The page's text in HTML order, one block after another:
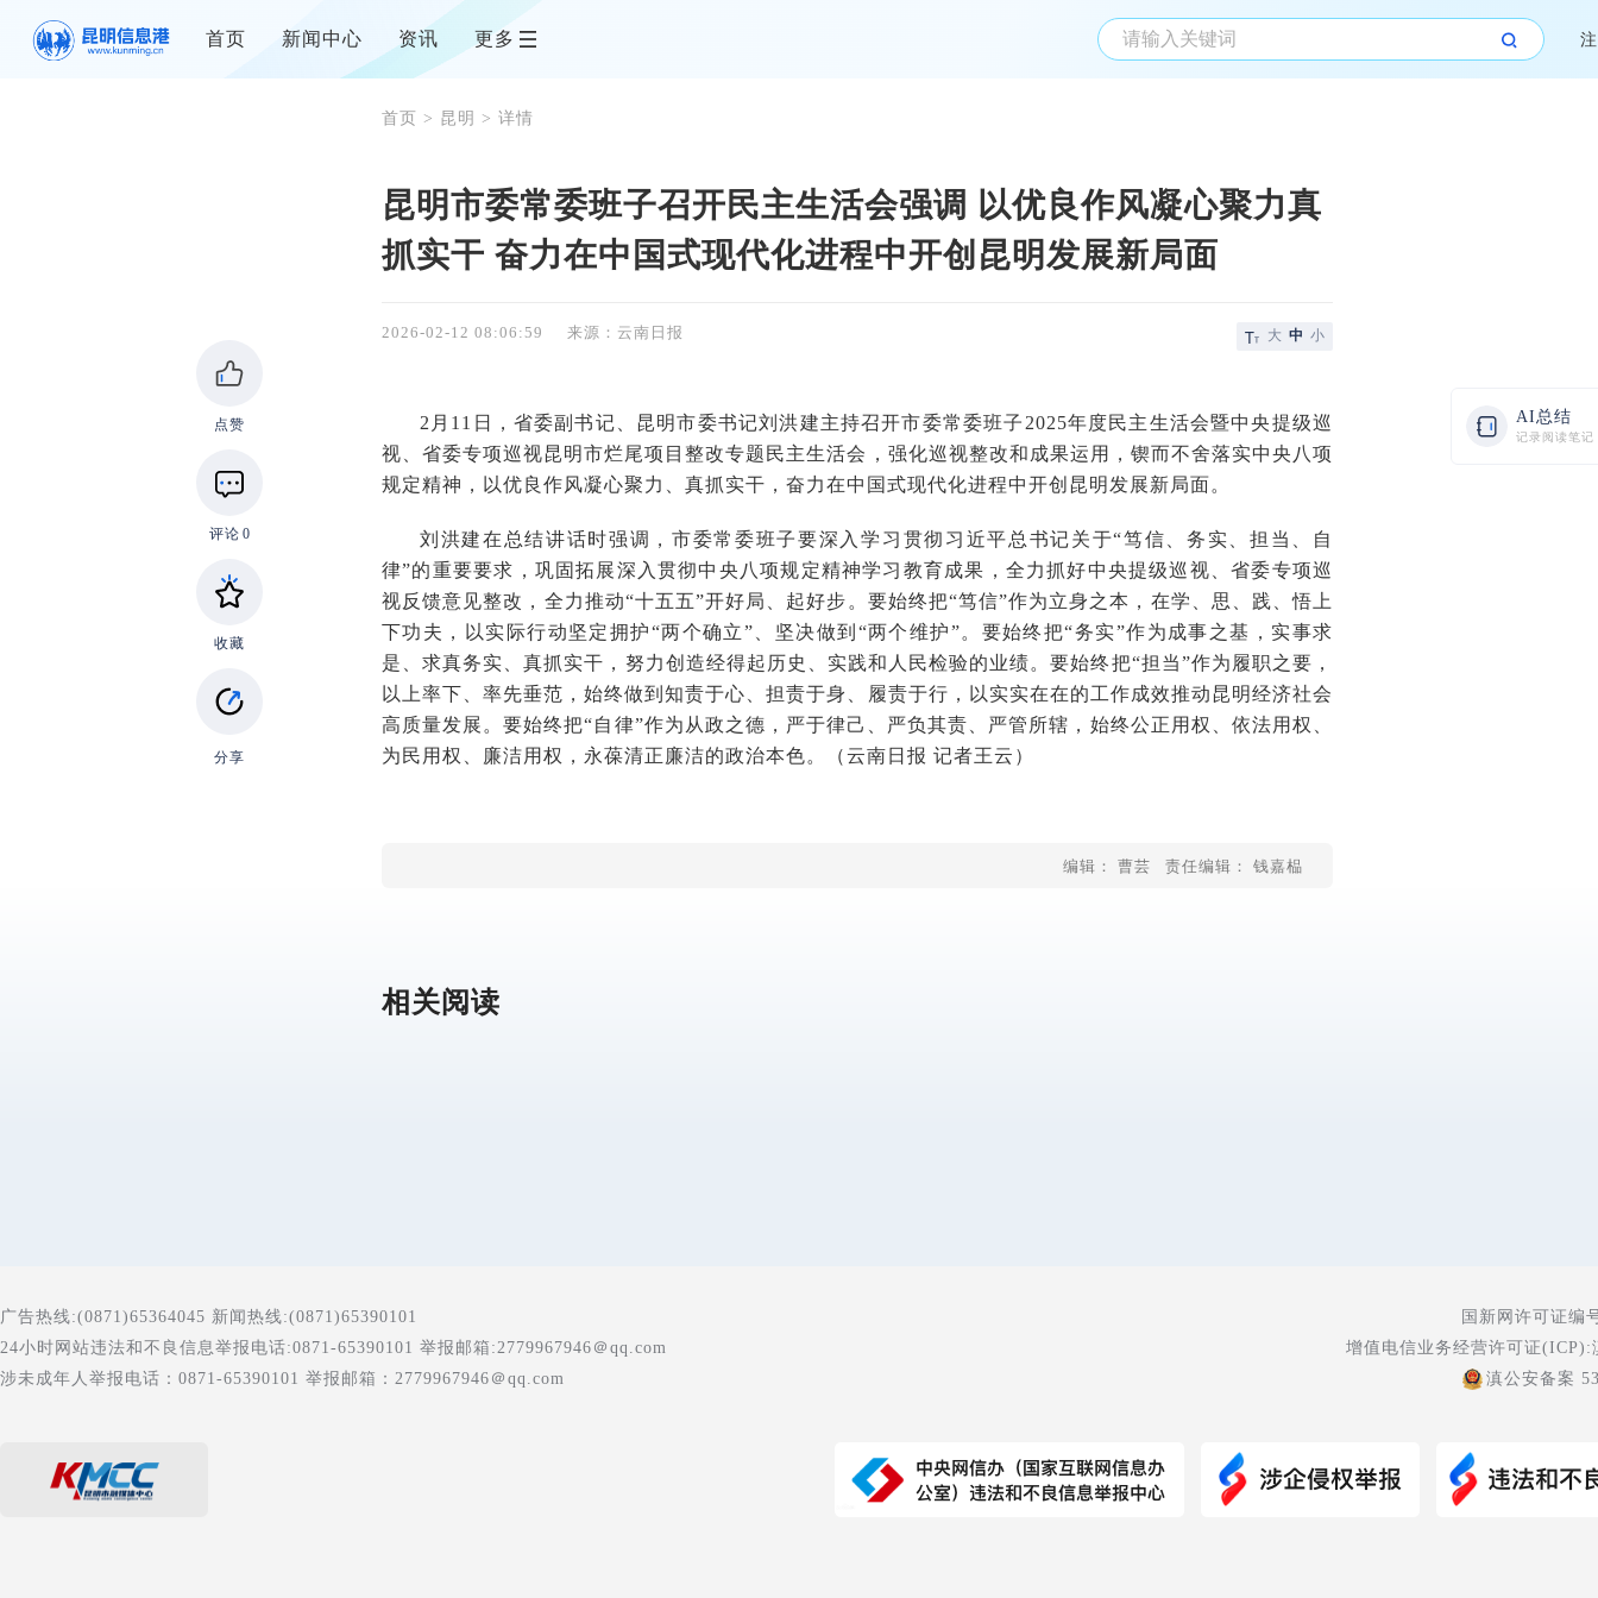
首页 新闻中心 资讯 更多
点赞
评论 0
收藏
分享
AI总结
记录阅读笔记
首页 > 昆明 > 详情
昆明市委常委班子召开民主生活会强调 以优良作风凝心聚力真
抓实干 奋力在中国式现代化进程中开创昆明发展新局面
2026-02-12 08:06:59 来源：云南日报 大 中 小
2月11日，省委副书记、昆明市委书记刘洪建主持召开市委常委班子2025年度民主生活会暨中央提级巡
视、省委专项巡视昆明市烂尾项目整改专题民主生活会，强化巡视整改和成果运用，锲而不舍落实中央八项
规定精神，以优良作风凝心聚力、真抓实干，奋力在中国式现代化进程中开创昆明发展新局面。
刘洪建在总结讲话时强调，市委常委班子要深入学习贯彻习近平总书记关于“笃信、务实、担当、自
律”的重要要求，巩固拓展深入贯彻中央八项规定精神学习教育成果，全力抓好中央提级巡视、省委专项巡
视反馈意见整改，全力推动“十五五”开好局、起好步。要始终把“笃信”作为立身之本，在学、思、践、悟上
下功夫，以实际行动坚定拥护“两个确立”、坚决做到“两个维护”。要始终把“务实”作为成事之基，实事求
是、求真务实、真抓实干，努力创造经得起历史、实践和人民检验的业绩。要始终把“担当”作为履职之要，
以上率下、率先垂范，始终做到知责于心、担责于身、履责于行，以实实在在的工作成效推动昆明经济社会
高质量发展。要始终把“自律”作为从政之德，严于律己、严负其责、严管所辖，始终公正用权、依法用权、
为民用权、廉洁用权，永葆清正廉洁的政治本色。（云南日报 记者王云）
编辑： 曹芸 责任编辑： 钱嘉榀
相关阅读
广告热线:(0871)65364045 新闻热线:(0871)65390101
24小时网站违法和不良信息举报电话:0871-65390101 举报邮箱:2779967946＠qq.com
涉未成年人举报电话：0871-65390101 举报邮箱：2779967946＠qq.com
国新网许可证编
增值电信业务经营许可证(ICP):
滇公安备案